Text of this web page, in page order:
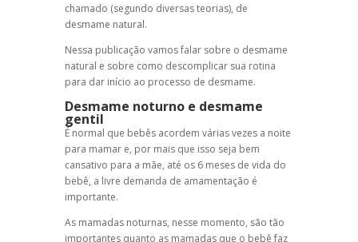
chamado (segundo diversas teorias), de
desmame natural.
Nessa publicação vamos falar sobre o desmame
natural e sobre como descomplicar sua rotina
para dar início ao processo de desmame.
Desmame noturno e desmame
gentil
É normal que bebês acordem várias vezes a noite
para mamar e, por mais que isso seja bem
cansativo para a mãe, até os 6 meses de vida do
bebê, a livre demanda de amamentação é
importante.
As mamadas noturnas, nesse momento, são tão
importantes quanto as mamadas que o bebê faz